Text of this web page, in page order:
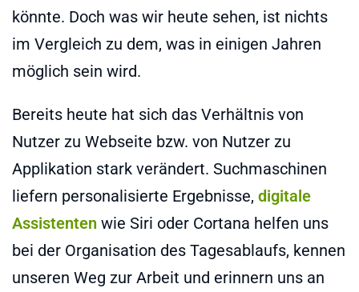
könnte. Doch was wir heute sehen, ist nichts
im Vergleich zu dem, was in einigen Jahren
möglich sein wird.
Bereits heute hat sich das Verhältnis von
Nutzer zu Webseite bzw. von Nutzer zu
Applikation stark verändert. Suchmaschinen
liefern personalisierte Ergebnisse, digitale
Assistenten wie Siri oder Cortana helfen uns
bei der Organisation des Tagesablaufs, kennen
unseren Weg zur Arbeit und erinnern uns an